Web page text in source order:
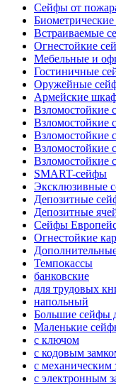
Сейфы от
Встраиваемые
Огнестойкие
Мебельные и
Гостиничные
Оружейные
Армейские
Взломостойкие
Взломостойкие
Взломостойкие
Взломостойкие
Взломостойкие
SMART-сейфы
Эксклюзивные
Депозитные
Депозитные
Сейфы
Огнестойкие
Темпокассы
банковские
для трудовых
напольный
Большие сейфы
Маленькие
с ключом
с кодовым
с механическим
с электронным